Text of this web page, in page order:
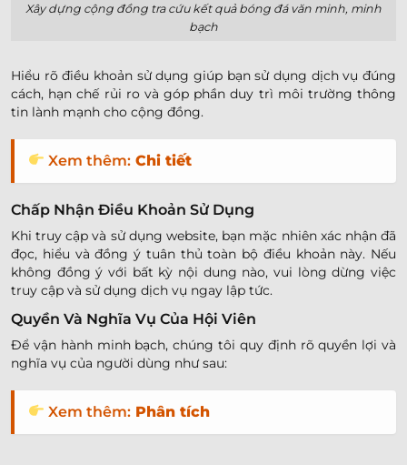
Xây dựng cộng đồng tra cứu kết quả bóng đá văn minh, minh
bạch
Hiểu rõ điều khoản sử dụng giúp bạn sử dụng dịch vụ đúng
cách, hạn chế rủi ro và góp phần duy trì môi trường thông
tin lành mạnh cho cộng đồng.
Xem thêm: Chi tiết
Chấp Nhận Điều Khoản Sử Dụng
Khi truy cập và sử dụng website, bạn mặc nhiên xác nhận đã
đọc, hiểu và đồng ý tuân thủ toàn bộ điều khoản này. Nếu
không đồng ý với bất kỳ nội dung nào, vui lòng dừng việc
truy cập và sử dụng dịch vụ ngay lập tức.
Quyền Và Nghĩa Vụ Của Hội Viên
Để vận hành minh bạch, chúng tôi quy định rõ quyền lợi và
nghĩa vụ của người dùng như sau:
Xem thêm: Phân tích